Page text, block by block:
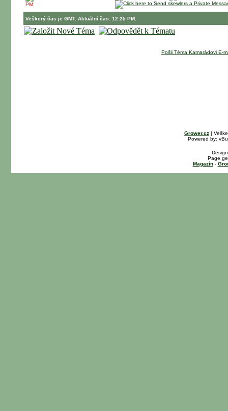
PM
Veškerý čas je GMT. Aktuální čas: 12:25 PM.
Pošli Téma Kamarádovi E-
Grower.cz |
Powered by:
Page
Magazín-